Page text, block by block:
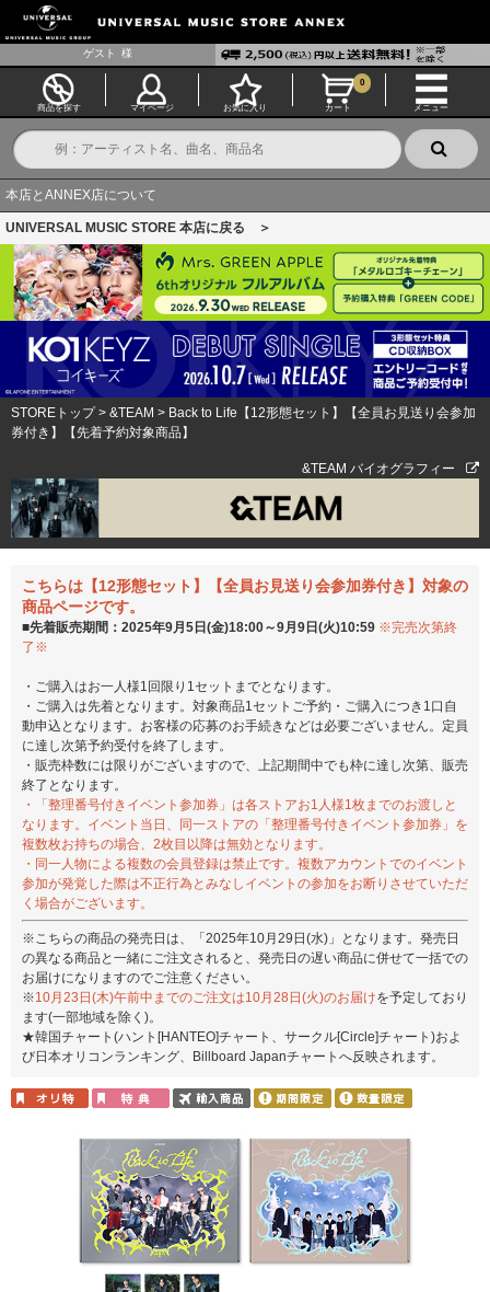
ゲスト 様
商品を探す マイページ お気に入り カート
0
メニュー
本店とANNEX店について
UNIVERSAL MUSIC STORE 本店に戻る ＞
STOREトップ> &TEAM > Back to Life【12形態セット】【全員お見送り会参加
券付き】【先着予約対象商品】
&TEAM バイオグラフィー
こちらは【12形態セット】【全員お見送り会参加券付き】対象の
商品ページです。
■先着販売期間：2025年9月5日(金)18:00～9月9日(火)10:59 ※完売次第終
了※
・ご購入はお一人様1回限り1セットまでとなります。
・ご購入は先着となります。対象商品1セットご予約・ご購入につき1口自
動申込となります。お客様の応募のお手続きなどは必要ございません。定員
に達し次第予約受付を終了します。
・販売枠数には限りがございますので、上記期間中でも枠に達し次第、販売
終了となります。
・「整理番号付きイベント参加券」は各ストアお1人様1枚までのお渡しと
なります。イベント当日、同一ストアの「整理番号付きイベント参加券」を
複数枚お持ちの場合、2枚目以降は無効となります。
・同一人物による複数の会員登録は禁止です。複数アカウントでのイベント
参加が発覚した際は不正行為とみなしイベントの参加をお断りさせていただ
く場合がございます。
※こちらの商品の発売日は、「2025年10月29日(水)」となります。発売日
の異なる商品と一緒にご注文されると、発売日の遅い商品に併せて一括での
お届けになりますのでご注意ください。
※10月23日(木)午前中までのご注文は10月28日(火)のお届けを予定しており
ます(一部地域を除く)。
★韓国チャート(ハント[HANTEO]チャート、サークル[Circle]チャート)およ
び日本オリコンランキング、Billboard Japanチャートへ反映されます。